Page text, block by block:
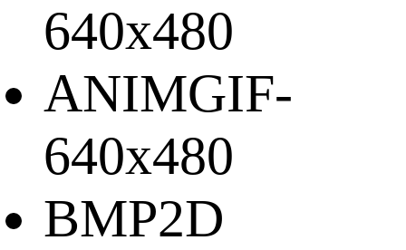
640x480
ANIMGIF-
640x480
BMP2D